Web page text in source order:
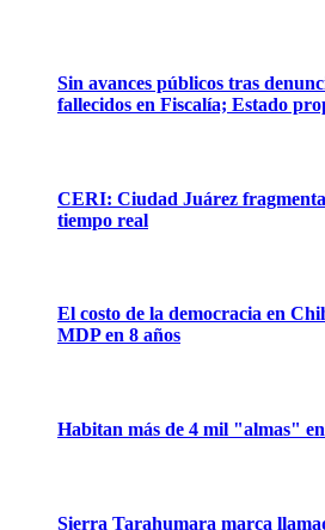
Sin avances públicos tras
fallecidos en Fiscalía; Estado
CERI: Ciudad Juárez
tiempo real
El costo de la democracia en
MDP en 8 años
Habitan más de 4 mil "almas"
Sierra Tarahumara marca